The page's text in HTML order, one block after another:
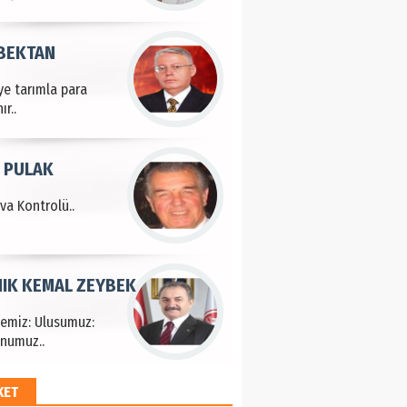
tarımla para
Kontrolü..
PULAK
Ulusumuz:
KEMAL ZEYBEK
HAYRİ PEKER